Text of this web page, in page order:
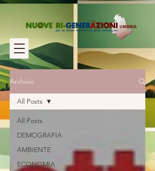
Archivio
All Posts
DEMOGRAFIA
AMBIENTE
ECONOMIA
All Posts